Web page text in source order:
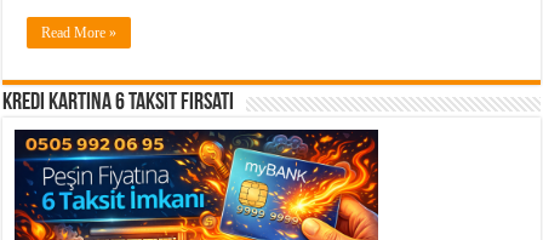
Read More »
Kredi Kartına 6 Taksit Fırsatı